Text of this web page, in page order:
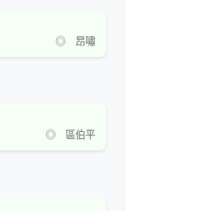
◎ 昂嘯
◎ 區伯平